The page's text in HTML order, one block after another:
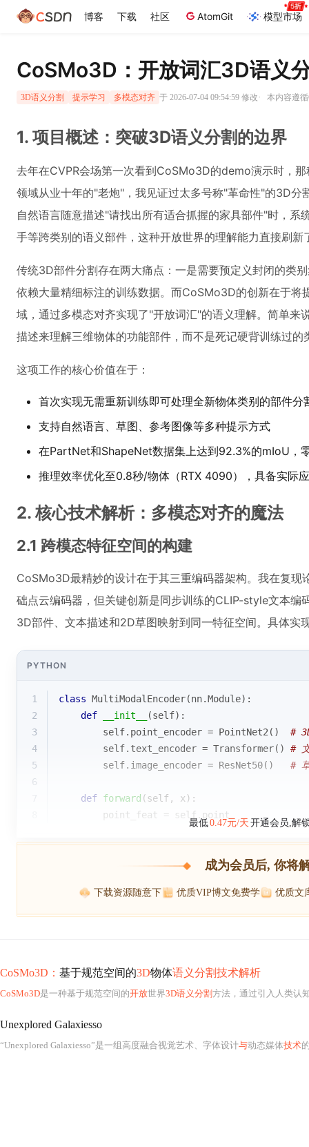
博客 下载 社区 AtomGit 模型市场
CoSMo3D：开放词汇3D语义
3D语义分割 提示学习 多模态对齐 于 2026-07-04 09:54:59 修改· 本内容遵
1. 项目概述：突破3D语义分割的边界
去年在CVPR会场第一次看到CoSMo3D的demo演示时，
领域从业十年的"老炮"，我见证过太多号称"革命性"的3D
自然语言随意描述"请找出所有适合抓握的家具部件"时，系
手等跨类别的语义部件，这种开放世界的理解能力直接刷
传统3D部件分割存在两大痛点：一是需要预定义封闭的类
依赖大量精细标注的训练数据。而CoSMo3D的创新在于
域，通过多模态对齐实现了"开放词汇"的语义理解。简单来
描述来理解三维物体的功能部件，而不是死记硬背训练过的
这项工作的核心价值在于：
首次实现无需重新训练即可处理全新物体类别的部件分
支持自然语言、草图、参考图像等多种提示方式
在PartNet和ShapeNet数据集上达到92.3%的mIoU，
推理效率优化至0.8秒/物体（RTX 4090），具备实际
2. 核心技术解析：多模态对齐的魔法
2.1 跨模态特征空间的构建
CoSMo3D最精妙的设计在于其三重编码器架构。我在复
础点云编码器，但关键创新是同步训练的CLIP-style文本编
3D部件、文本描述和2D草图映射到同一特征空间。具体实
PYTHON
1 class MultiModalEncoder(nn.Module):
2
def __init__ (self):
3
        self.point_encoder = PointNet2()
#
4
        self.text_encoder = Transformer()
#
5
        self.image_encoder = ResNet50()
#
6
def forward ( self, x ):
        point_feat = self.point_
最低0.47元/天 开通会员,解
成为会员后, 你将
下载资源随意下 优质VIP博文免费学 优质文
CoSMo3D： 基于规范空间的3D物体语义分割技术解析
CoSMo3D是一种基于规范空间的开放世界3D语义分割方法，通过引入人类认
Unexplored Galaxiesso
“Unexplored Galaxiesso”是一组高度融合视觉艺术、字体设计与动态媒体技术的数字创